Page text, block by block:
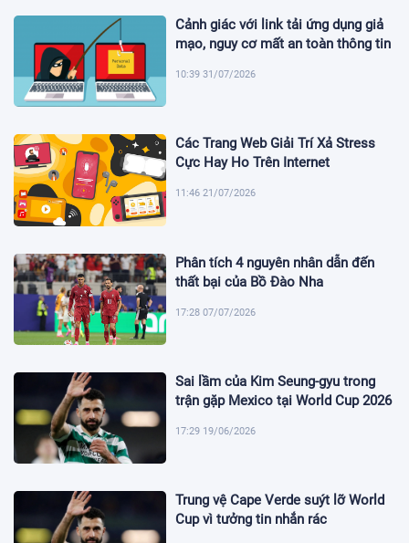
Cảnh giác với link tải ứng dụng giả
mạo, nguy cơ mất an toàn thông tin
10:39 31/07/2026
Các Trang Web Giải Trí Xả Stress
Cực Hay Ho Trên Internet
11:46 21/07/2026
Phân tích 4 nguyên nhân dẫn đến
thất bại của Bồ Đào Nha
17:28 07/07/2026
Sai lầm của Kim Seung-gyu trong
trận gặp Mexico tại World Cup 2026
17:29 19/06/2026
Trung vệ Cape Verde suýt lỡ World
Cup vì tưởng tin nhắn rác